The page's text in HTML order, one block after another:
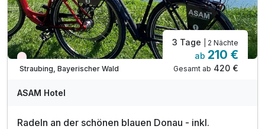
Nur noch Restplätze
Straubing, Bayerischer Wald
3 Tage | 2 Nächte
ab 210 €
Gesamt ab 420 €
ASAM Hotel
Radeln an der schönen blauen Donau - inkl.